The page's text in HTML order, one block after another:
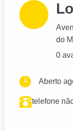
do
0
Aberto
telefone